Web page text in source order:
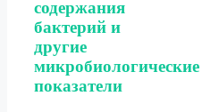
содержания
бактерий и
другие
микробиологические
показатели